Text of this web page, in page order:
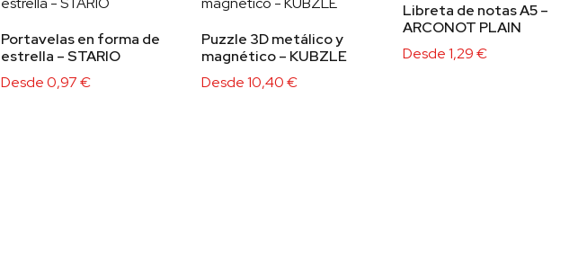
Portavelas en forma de
estrella – STARIO
Desde0,97€
Puzzle 3D metálico y
magnético – KUBZLE
Desde10,40€
Libreta de notas A5 –
ARCONOT PLAIN
Desde1,29€